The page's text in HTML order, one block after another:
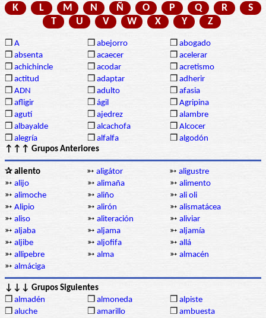
K
L M N Ñ O P Q R
S
T
U V W X Y Z
❒ A ❒ abejorro ❒ abogado
❒ absenta ❒ acaecer ❒ acelerar
❒ achichincle ❒ acodar ❒ acretismo
❒ actitud ❒ adaptar ❒ adherir
❒ ADN ❒ adulto ❒ afasia
❒ afligir ❒ ágil ❒ Agripina
❒ agutí ❒ ajedrez ❒ alambre
❒ albayalde ❒ alcachofa ❒ Alcocer
❒ alegría ❒ alfalfa ❒ algodón
↑↑↑ Grupos Anteriores
✰ aliento ➳ aligátor ➳ aligustre
➳ alijo ➳ alimaña ➳ alimento
➳ alimoche ➳ aliño ➳ ali oli
➳ Alipio ➳ alirón ➳ alismatácea
➳ aliso ➳ aliteración ➳ aliviar
➳ aljaba ➳ aljama ➳ aljamía
➳ aljibe ➳ aljofifa ➳ allá
➳ allipebre ➳ alma ➳ almacén
➳ almáciga
↓↓↓ Grupos Siguientes
❒ almadén ❒ almoneda ❒ alpiste
❒ aluche ❒ amarillo ❒ ambuesta